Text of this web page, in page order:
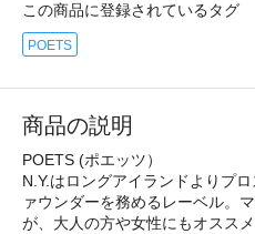
この商品に登録されているタグ
POETS
商品の説明
POETS (ポエッツ）
N.Y.はロングアイランドよりプ
ァウンダーを務めるレーベル。
が、大人の方や女性にもオススメ